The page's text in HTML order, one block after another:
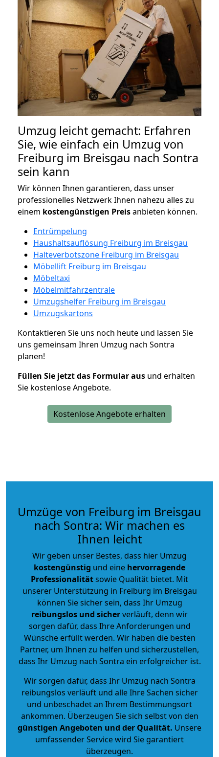
Umzug leicht gemacht: Erfahren
Sie, wie einfach ein Umzug von
Freiburg im Breisgau nach Sontra
sein kann
Wir können Ihnen garantieren, dass unser
professionelles Netzwerk Ihnen nahezu alles zu
einem kostengünstigen Preisanbieten können.
Entrümpelung
Haushaltsauflösung Freiburg im Breisgau
Halteverbotszone Freiburg im Breisgau
Möbellift Freiburg im Breisgau
Möbeltaxi
Möbelmitfahrzentrale
Umzugshelfer Freiburg im Breisgau
Umzugskartons
Kontaktieren Sie uns noch heute und lassen Sie
uns gemeinsam Ihren Umzug nach Sontra
planen!
Füllen Sie jetzt das Formular aus und erhalten
Sie kostenlose Angebote.
Kostenlose Angebote erhalten
Umzüge von Freiburg im Breisgau
nach Sontra: Wir machen es
Ihnen leicht
Wir geben unser Bestes, dass hier Umzug
kostengünstig und eine hervorragende
Professionalitätsowie Qualität bietet. Mit
unserer Unterstützung in Freiburg im Breisgau
können Sie sicher sein, dass Ihr Umzug
reibungslos und sicherverläuft, denn wir
sorgen dafür, dass Ihre Anforderungen und
Wünsche erfüllt werden. Wir haben die besten
Partner, um Ihnen zu helfen und sicherzustellen,
dass Ihr Umzug nach Sontra ein erfolgreicher ist.
Wir sorgen dafür, dass Ihr Umzug nach Sontra
reibungslos verläuft und alle Ihre Sachen sicher
und unbeschadet an Ihrem Bestimmungsort
ankommen. Überzeugen Sie sich selbst von den
günstigen Angeboten und der Qualität. Unsere
umfassender Service wird Sie garantiert
überzeugen.